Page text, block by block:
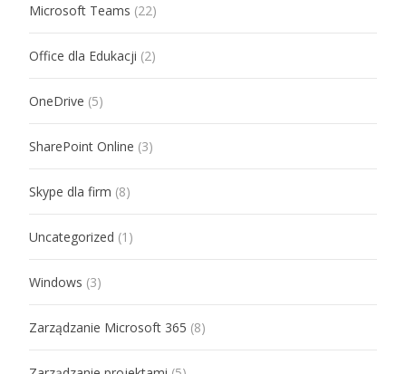
Microsoft Teams (22)
Office dla Edukacji (2)
OneDrive (5)
SharePoint Online (3)
Skype dla firm (8)
Uncategorized (1)
Windows (3)
Zarządzanie Microsoft 365 (8)